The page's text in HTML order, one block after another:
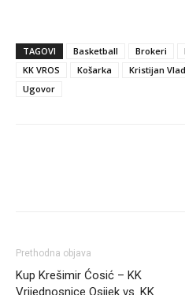
TAGOVI Basketball Brokeri
KK VROS
Košarka Kristijan
Ugovor
Prethodna objava
Kup Krešimir Ćosić – KK
Vrijednosnice Osijek vs. KK